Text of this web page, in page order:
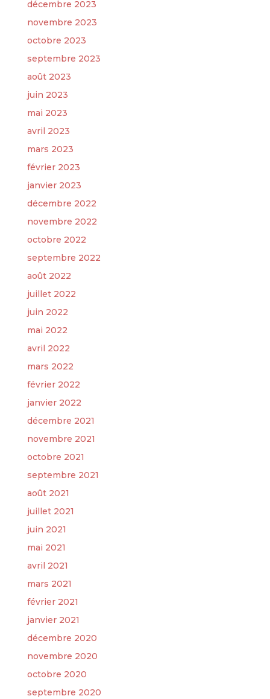
décembre 2023
novembre 2023
octobre 2023
septembre 2023
août 2023
juin 2023
mai 2023
avril 2023
mars 2023
février 2023
janvier 2023
décembre 2022
novembre 2022
octobre 2022
septembre 2022
août 2022
juillet 2022
juin 2022
mai 2022
avril 2022
mars 2022
février 2022
janvier 2022
décembre 2021
novembre 2021
octobre 2021
septembre 2021
août 2021
juillet 2021
juin 2021
mai 2021
avril 2021
mars 2021
février 2021
janvier 2021
décembre 2020
novembre 2020
octobre 2020
septembre 2020